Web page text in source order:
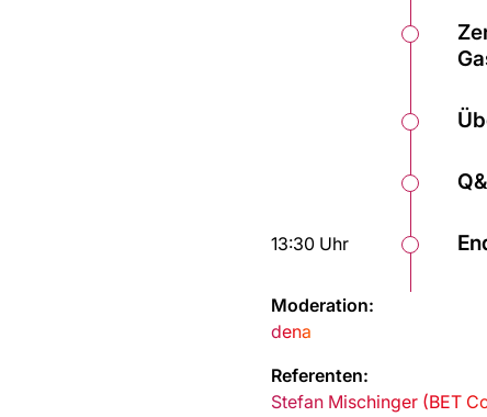
13:30 Uhr
Moderation:
dena
Referenten:
Stefan Mischinger (BET